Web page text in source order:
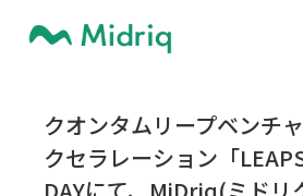
クオンタムリープベンチ
クセラレーション「